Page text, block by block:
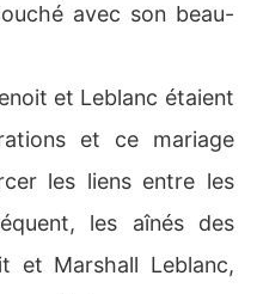
avec son beau-
et Leblanc étaient
et ce mariage
les liens entre les
les aînés des
et Marshall Leblanc,